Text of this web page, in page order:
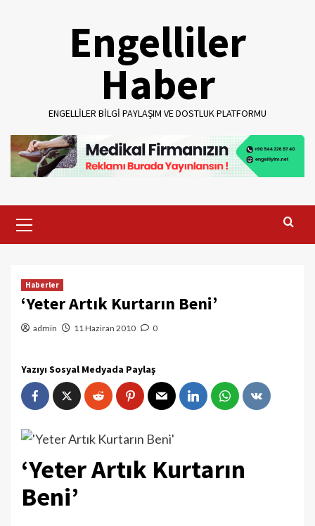
Engelliler
Haber
ENGELLILER BILGI PAYLAŞIM VE DOSTLUK PLATFORMU
Menu
Haberler
‘Yeter Artık Kurtarın Beni’
admin 11 Haziran 2010 0
Yazıyı Sosyal Medyada Paylaş
‘Yeter Artık Kurtarın
Beni’